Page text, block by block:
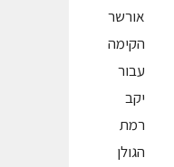
אורשר
הקימה
עבור
יקב
רמת
הגולן